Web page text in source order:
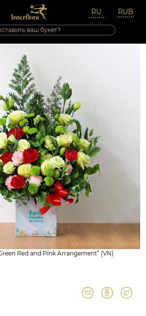
дни
Red and Pink Arrangement” (VN)